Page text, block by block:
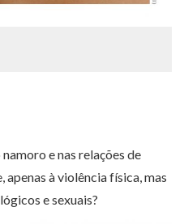
e nas relações de
à violência física, mas
e sexuais?